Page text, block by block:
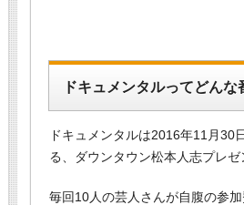
ドキュメンタルってどんな
ドキュメンタルは2016年11月30
る、ダウンタウン松本人志プレ
毎回10人の芸人さんが自腹の参